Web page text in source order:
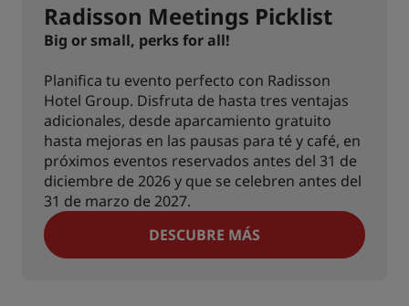
Radisson Meetings Picklist
Big or small, perks for all!
Planifica tu evento perfecto con Radisson
Hotel Group. Disfruta de hasta tres ventajas
adicionales, desde aparcamiento gratuito
hasta mejoras en las pausas para té y café, en
próximos eventos reservados antes del 31 de
diciembre de 2026 y que se celebren antes del
31 de marzo de 2027.
DESCUBRE MÁS